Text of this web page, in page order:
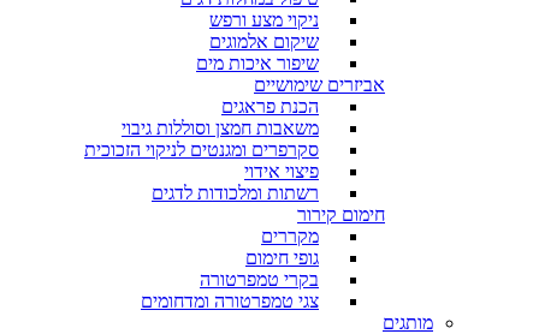
ניקוי מצע ורפש
שיקום אלמוגים
שיפור איכות מים
אביזרים שימושיים
הכנת פראגים
משאבות חמצן וסוללות גיבוי
סקרפרים ומגנטים לניקוי הזכוכית
פיצוי אידוי
רשתות ומלכודות לדגים
חימום קירור
מקררים
גופי חימום
בקרי טמפרטורה
צגי טמפרטורה ומדחומים
מותגים